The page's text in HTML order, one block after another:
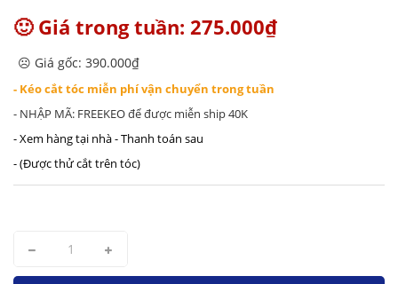
🙂 Giá trong tuần: 275.000₫
☹️ Giá gốc: 390.000₫
- Kéo cắt tóc miễn phí vận chuyển trong tuần
- NHẬP MÃ: FREEKEO để được miễn ship 40K
- Xem hàng tại nhà - Thanh toán sau
- (Được thử cắt trên tóc)